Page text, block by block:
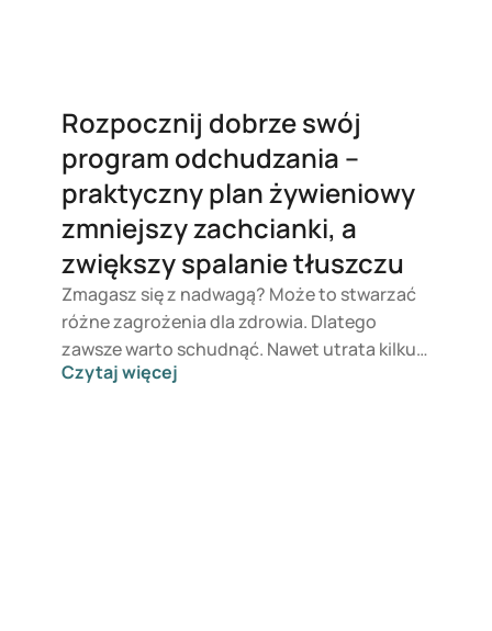
Rozpocznij dobrze swój
program odchudzania –
praktyczny plan żywieniowy
zmniejszy zachcianki, a
zwiększy spalanie tłuszczu
Zmagasz się z nadwagą? Może to stwarzać
różne zagrożenia dla zdrowia. Dlatego
zawsze warto schudnąć. Nawet utrata kilku
kilogramów przynosi korzyści zdrowotne.
Czytaj więcej